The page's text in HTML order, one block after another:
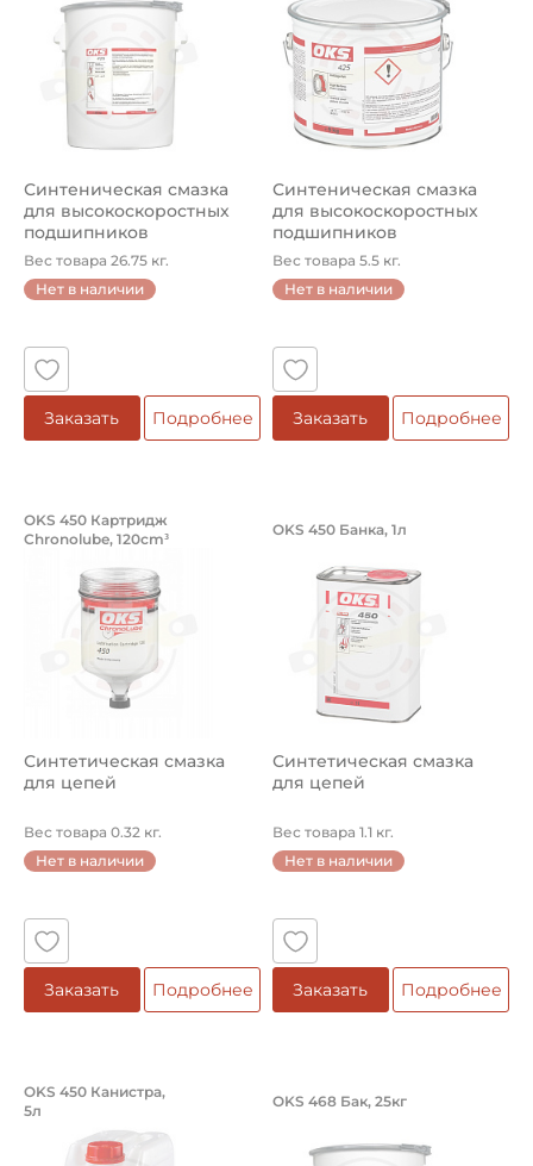
Синтеническая смазка
для высокоскоростных
подшипников
Вес товара 26.75 кг.
Нет в наличии
Заказать Подробнее
Синтеническая смазка
для высокоскоростных
подшипников
Вес товара 5.5 кг.
Нет в наличии
Заказать Подробнее
Синтетическая смазка для цепей
Синтетическая смазка OKS 450 Картридж Chronolube,
OKS 450 Картридж
Chronolube, 120cm³
Синтетическая смазка
для цепей
Вес товара 0.32 кг.
Нет в наличии
Заказать Подробнее
Синтетическая
OKS 450 Банка, 1л
Синтетическая смазка
для цепей
Вес товара 1.1 кг.
Нет в наличии
Заказать Подробнее
Синтетическая смазка для цепей
Синтетическая смазка OKS 450 Канистра, 5л.
OKS 450 Канистра,
5л
Смазка для
OKS 468 Бак, 25кг